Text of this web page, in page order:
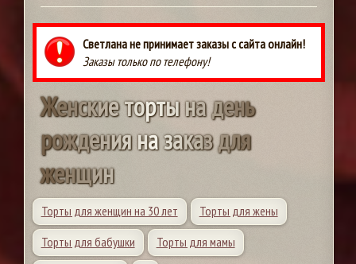
Светлана не принимает заказы с сайта онлайн!
Заказы только по телефону!
Женскиетортынадень
рожденияназаказдля
женщин
Торты для женщин на 30 лет
Торты для жены
Торты для бабушки
Торты для мамы